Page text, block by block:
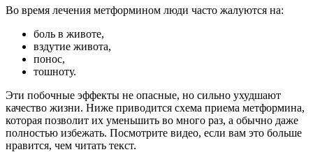
Во время лечения метформином люди часто жалуются на:
боль в животе,
вздутие живота,
понос,
тошноту.
Эти побочные эффекты не опасные, но сильно ухудшают
качество жизни. Ниже приводится схема приема метформина,
которая позволит их уменьшить во много раз, а обычно даже
полностью избежать. Посмотрите видео, если вам это больше
нравится, чем читать текст.